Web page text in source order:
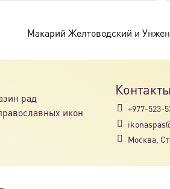
Макарий Желтоводский и
рад
икон
Контакты
+977-523-
Москва,